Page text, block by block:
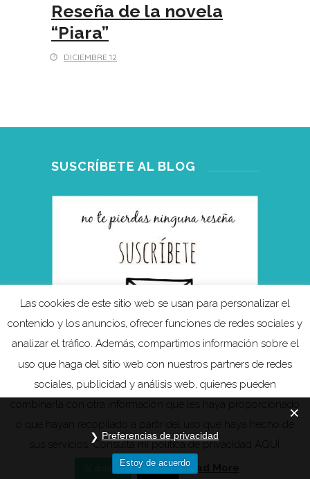
Reseña de la novela
“Piara”
DICIEMBRE 12
SUSCRÍBETE AL BLOG
Política de privacidad
Las cookies de este sitio web se usan para personalizar el
contenido y los anuncios, ofrecer funciones de redes sociales y
analizar el tráfico. Además, compartimos información sobre el
uso que haga del sitio web con nuestros partners de redes
sociales, publicidad y análisis web, quienes pueden
combinarla con otra información que les haya proporcionado
o que hayan recopilado a partir del uso que haya hecho de
sus servicios. Consulta mi política de privacidad AQUÍ.
Sí, acepto Reject Read More
Preferencias de privacidad
Estoy de acuerdo